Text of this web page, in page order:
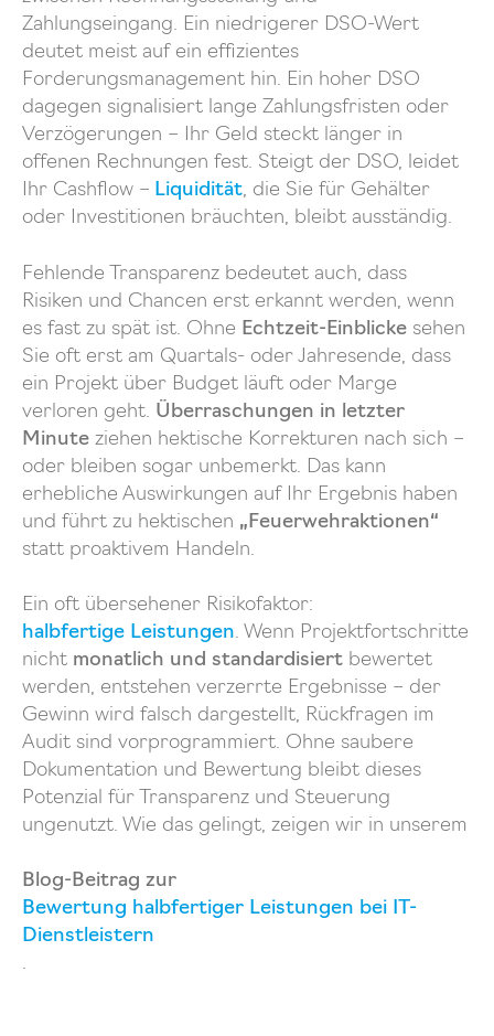
Zahlungseingang. Ein niedrigerer DSO-Wert
deutet meist auf ein effizientes
Forderungsmanagement hin. Ein hoher DSO
dagegen signalisiert lange Zahlungsfristen oder
Verzögerungen – Ihr Geld steckt länger in
offenen Rechnungen fest. Steigt der DSO, leidet
Ihr Cashflow – Liquidität, die Sie für Gehälter
oder Investitionen bräuchten, bleibt ausständig.
Fehlende Transparenz bedeutet auch, dass
Risiken und Chancen erst erkannt werden, wenn
es fast zu spät ist. Ohne Echtzeit-Einblicke sehen
Sie oft erst am Quartals- oder Jahresende, dass
ein Projekt über Budget läuft oder Marge
verloren geht. Überraschungen in letzter
Minute ziehen hektische Korrekturen nach sich –
oder bleiben sogar unbemerkt. Das kann
erhebliche Auswirkungen auf Ihr Ergebnis haben
und führt zu hektischen „Feuerwehraktionen“
statt proaktivem Handeln.
Ein oft übersehener Risikofaktor:
halbfertige Leistungen. Wenn Projektfortschritte
nicht monatlich und standardisiert bewertet
werden, entstehen verzerrte Ergebnisse – der
Gewinn wird falsch dargestellt, Rückfragen im
Audit sind vorprogrammiert. Ohne saubere
Dokumentation und Bewertung bleibt dieses
Potenzial für Transparenz und Steuerung
ungenutzt. Wie das gelingt, zeigen wir in unserem
Blog-Beitrag zur
Bewertung halbfertiger Leistungen bei IT-
Dienstleistern
.